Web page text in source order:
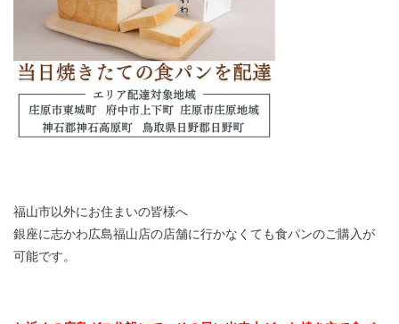
福山市以外にお住まいの皆様へ
銀座に志かわ広島福山店の店舗に行かなくても食パンのご購入が
可能です。